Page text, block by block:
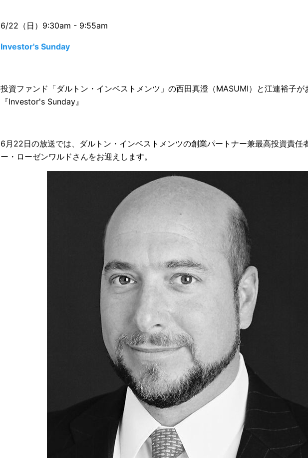
6/22（日）9:30am - 9:55am
Investor's Sunday
投資ファンド「ダルトン・インベストメンツ」の西田真澄（MASUMI）と江連裕子が
『Investor's Sunday』
6月22日の放送では、ダルトン・インベストメンツの創業パートナー兼最高投資責任
ー・ローゼンワルドさんをお迎えします。